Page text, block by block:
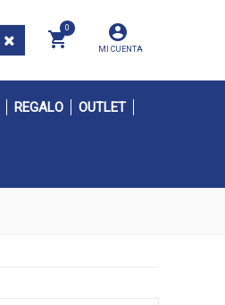
MI CUENTA
0
REGALO OUTLET